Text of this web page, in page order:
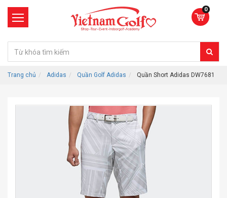
0
Trang chủ Adidas Quần Golf Adidas Quần Short Adidas DW7681